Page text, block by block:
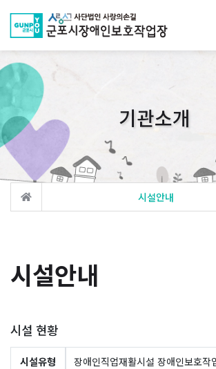
기관소개
시설안내
시설안내
시설 현황
시설유형 장애인직업재활시설 장애인보호작